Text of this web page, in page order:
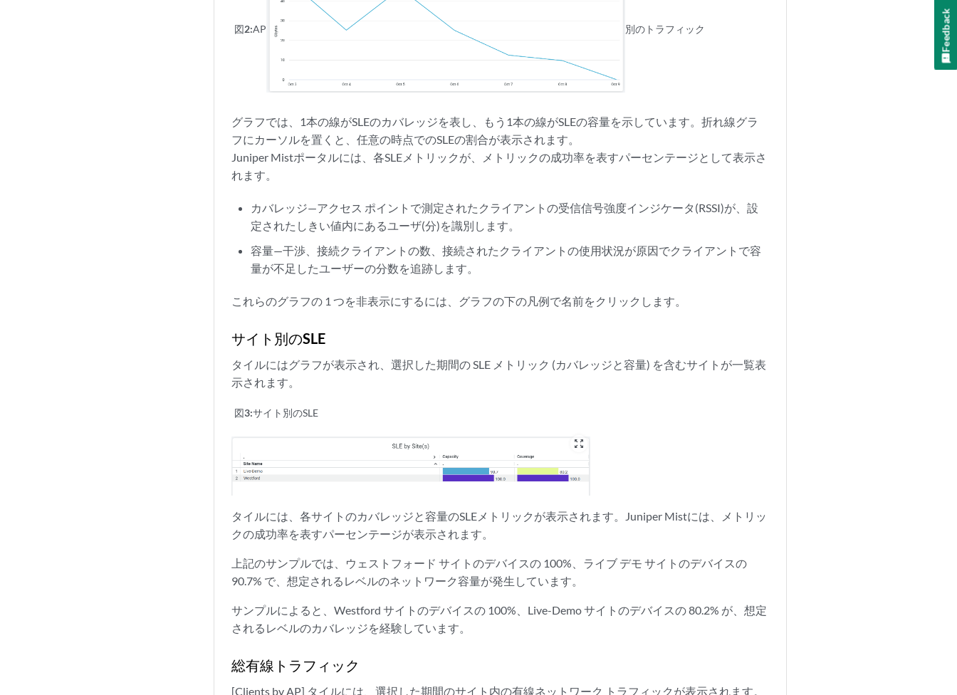
図2:AP 別のトラフィック
グラフでは、1本の線がSLEのカバレッジを表し、もう1本の線がSLEの容量を示しています。折れ線グラ
フにカーソルを置くと、任意の時点でのSLEの割合が表示されます。
Juniper Mistポータルには、各SLEメトリックが、メトリックの成功率を表すパーセンテージとして表示さ
れます。
カバレッジ—アクセス ポイントで測定されたクライアントの受信信号強度インジケータ(RSSI)が、設
定されたしきい値内にあるユーザ(分)を識別します。
容量—干渉、接続クライアントの数、接続されたクライアントの使用状況が原因でクライアントで容
量が不足したユーザーの分数を追跡します。
これらのグラフの 1 つを非表示にするには、グラフの下の凡例で名前をクリックします。
サイト別のSLE
タイルにはグラフが表示され、選択した期間の SLE メトリック (カバレッジと容量) を含むサイトが一覧表
示されます。
図3:サイト別のSLE
zoom_out_map
タイルには、各サイトのカバレッジと容量のSLEメトリックが表示されます。Juniper Mistには、メトリッ
クの成功率を表すパーセンテージが表示されます。
上記のサンプルでは、ウェストフォード サイトのデバイスの 100%、ライブ デモ サイトのデバイスの
90.7% で、想定されるレベルのネットワーク容量が発生しています。
サンプルによると、Westford サイトのデバイスの 100%、Live-Demo サイトのデバイスの 80.2% が、想定
されるレベルのカバレッジを経験しています。
総有線トラフィック
[Clients by AP] タイルには、選択した期間のサイト内の有線ネットワーク トラフィックが表示されます。
Feedback